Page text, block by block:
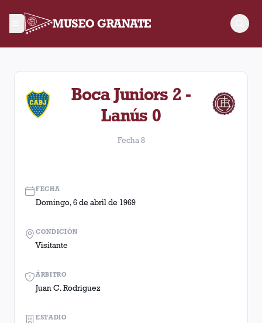
MUSEO GRANATE
Fecha 8. Partido entre Lanús y Boca Juniors disputado el
Boca Juniors 2 -
Lanús 0
Fecha 8
FECHA
Domingo, 6 de abril de 1969
ÁRBITRO
Juan C. Rodriguez
CONDICIÓN
Visitante
ESTADIO